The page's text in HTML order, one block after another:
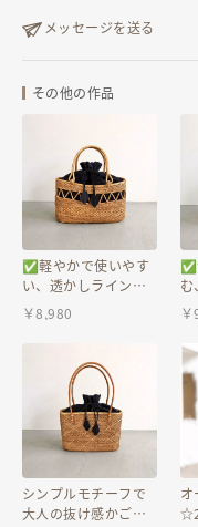
メッセージを送る
その他の作品
✅軽やかで使いやす
い、透かしライン編
みが静かに映える。
￥8,980
む
￥
シンプルモチーフで
大人の抜け感かごバ
オ